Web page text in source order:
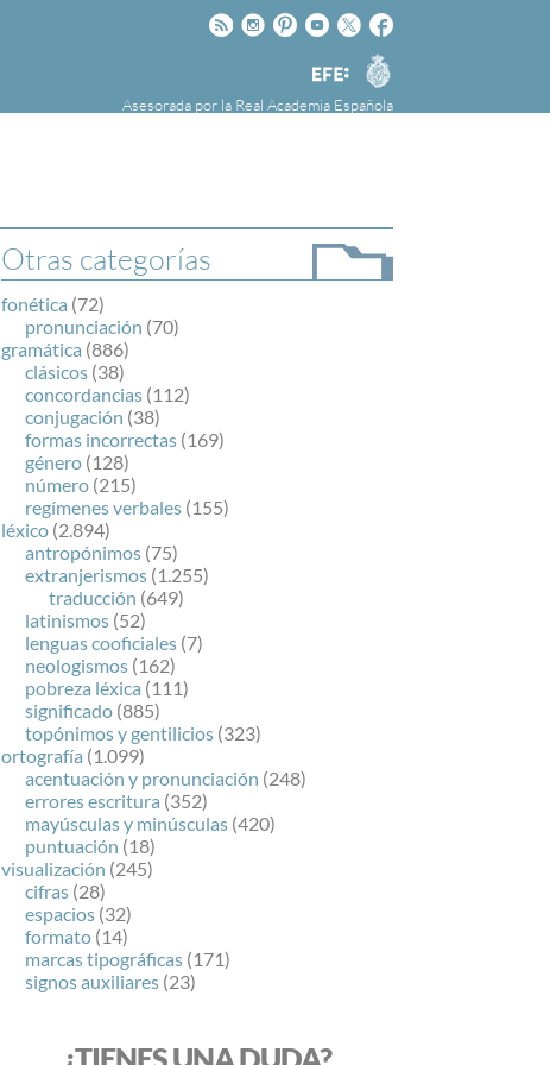
Facebook
Twitter
Youtube
Pinteres
Instagram
Rss
Agencia
EFE
Asesorada por la Real Academia Española
la Agencia Efe y la Real Academia Española,
cuyo objetivo es colaborar con el buen uso del
español en los medios de comunicación y en
Internet.
Otras categorías
fonética (72)
pronunciación (70)
gramática (886)
clásicos (38)
concordancias (112)
conjugación (38)
formas incorrectas (169)
género (128)
número (215)
regímenes verbales (155)
léxico (2.894)
antropónimos (75)
extranjerismos (1.255)
traducción (649)
latinismos (52)
lenguas cooficiales (7)
neologismos (162)
pobreza léxica (111)
significado (885)
topónimos y gentilicios (323)
ortografía (1.099)
acentuación y pronunciación (248)
errores escritura (352)
mayúsculas y minúsculas (420)
puntuación (18)
visualización (245)
cifras (28)
espacios (32)
formato (14)
marcas tipográficas (171)
signos auxiliares (23)
¿TIENES UNA DUDA?